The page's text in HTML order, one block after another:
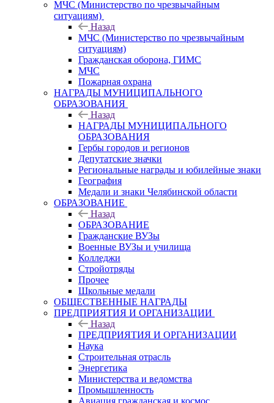
МЧС (Министерство по чрезвычайным
ситуациям)
Назад
МЧС (Министерство по чрезвычайным
ситуациям)
Гражданская оборона, ГИМС
МЧС
Пожарная охрана
НАГРАДЫ МУНИЦИПАЛЬНОГО
ОБРАЗОВАНИЯ
Назад
НАГРАДЫ МУНИЦИПАЛЬНОГО
ОБРАЗОВАНИЯ
Гербы городов и регионов
Депутатские значки
Региональные награды и юбилейные знаки
География
Медали и знаки Челябинской области
ОБРАЗОВАНИЕ
Назад
ОБРАЗОВАНИЕ
Гражданские ВУЗы
Военные ВУЗы и училища
Колледжи
Стройотряды
Прочее
Школьные медали
ОБЩЕСТВЕННЫЕ НАГРАДЫ
ПРЕДПРИЯТИЯ И ОРГАНИЗАЦИИ
Назад
ПРЕДПРИЯТИЯ И ОРГАНИЗАЦИИ
Наука
Строительная отрасль
Энергетика
Министерства и ведомства
Промышленность
Авиация гражданская и космос